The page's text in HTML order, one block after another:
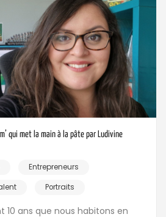
qui met la main à la pâte par Ludivine
Entrepreneurs
Portraits
ans que nous habitons en